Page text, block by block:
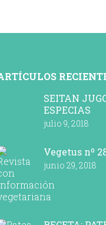
SEITAN
ESPECIAS
julio 9, 2018
Vegetus nº
junio 29, 2018